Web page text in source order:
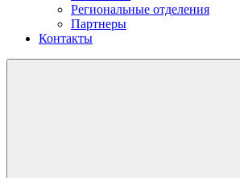
Региональные отделения
Партнеры
Контакты